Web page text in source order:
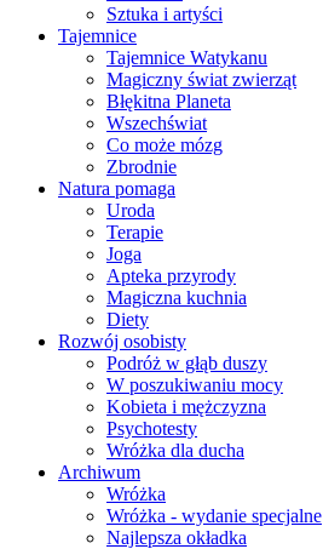
Sztuka i artyści
Tajemnice
Tajemnice Watykanu
Magiczny świat zwierząt
Błękitna Planeta
Wszechświat
Co może mózg
Zbrodnie
Natura pomaga
Uroda
Terapie
Joga
Apteka przyrody
Magiczna kuchnia
Diety
Rozwój osobisty
Podróż w głąb duszy
W poszukiwaniu mocy
Kobieta i mężczyzna
Psychotesty
Wróżka dla ducha
Archiwum
Wróżka
Wróżka - wydanie specjalne
Najlepsza okładka